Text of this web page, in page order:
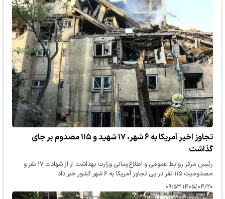
تجاوز اخیر آمریکا به ۶ شهر، ۱۷ شهید و ۱۱۵ مصدوم بر جای
گذاشت
رئیس مرکز روابط عمومی و اطلاع‌رسانی وزارت بهداشت از از شهادت ۱۷ نفر و
مصدومیت ۱۱۵ نفر در پی تجاوز آمریکا به ۶ شهر کشور خبر داد.
۱۴۰۵/۰۴/۲۰ ۰۹:۵۳